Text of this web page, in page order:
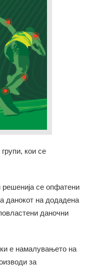
кои се
решенија се опфатени
данокот на додадена
даночни
е намалувањето на
за